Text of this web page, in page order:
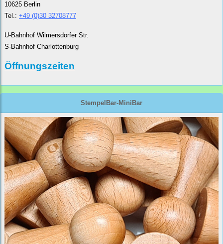
10625 Berlin
Tel.: +49 (0)30 32708777
U-Bahnhof Wilmersdorfer Str.
S-Bahnhof Charlottenburg
Öffnungszeiten
StempelBar-MiniBar